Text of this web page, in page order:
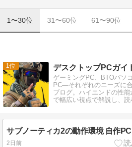
1〜30位 31〜60位 61〜90位
1 デスクトップPCガイ
ゲーミングPC、BTOパソ
PC―それぞれのニーズに
ブログ。ハイエンドの性
で幅広い視点で解説し、読
2日前